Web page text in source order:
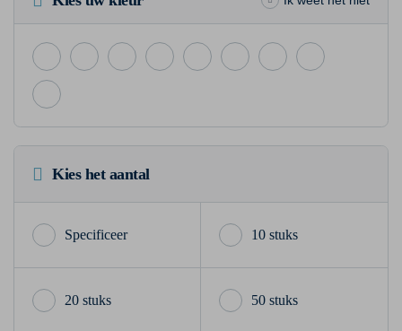
Kies het aantal
10 stuks
20 stuks 50 stuks